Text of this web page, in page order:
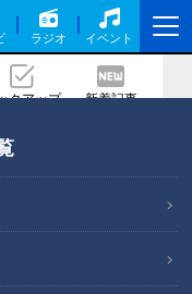
ラジオ イベント
クアップ 新着記事
ローバルな
英語科で出会